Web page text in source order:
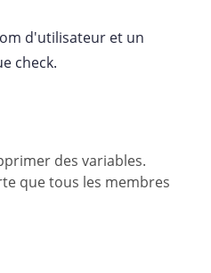
d'utilisateur et un
check.
des variables.
que tous les membres